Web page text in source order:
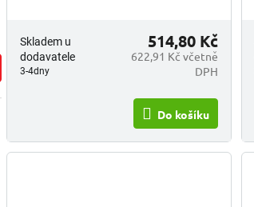
Skladem u
dodavatele
3-4dny
622,91 Kč včetně
DPH
514,80 Kč
Do košíku